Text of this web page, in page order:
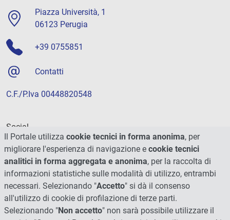
Piazza Università, 1
06123 Perugia
+39 0755851
Contatti
C.F./P.Iva 00448820548
Social
Il Portale utilizza cookie tecnici in forma anonima, per
migliorare l'esperienza di navigazione e cookie tecnici
analitici in forma aggregata e anonima, per la raccolta di
informazioni statistiche sulle modalità di utilizzo, entrambi
necessari. Selezionando "Accetto" si dà il consenso
all'utilizzo di cookie di profilazione di terze parti.
Selezionando "Non accetto" non sarà possibile utilizzare il